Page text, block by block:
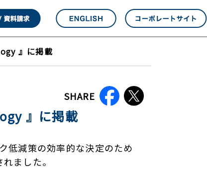
』に掲載
SHARE
』に掲載
減策の効率的な決定のため
ました。